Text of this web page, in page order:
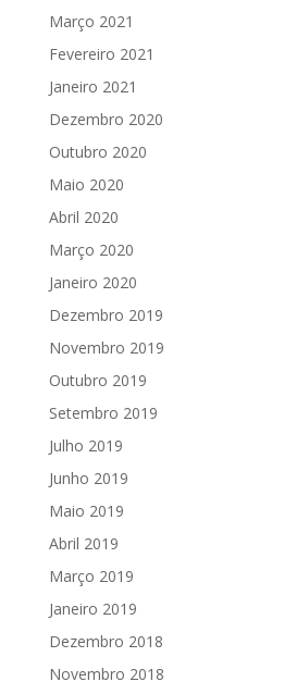
Março 2021
Fevereiro 2021
Janeiro 2021
Dezembro 2020
Outubro 2020
Maio 2020
Abril 2020
Março 2020
Janeiro 2020
Dezembro 2019
Novembro 2019
Outubro 2019
Setembro 2019
Julho 2019
Junho 2019
Maio 2019
Abril 2019
Março 2019
Janeiro 2019
Dezembro 2018
Novembro 2018